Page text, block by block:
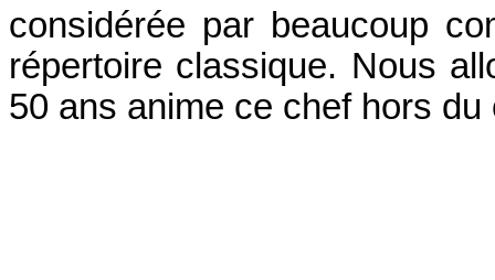
considérée par beaucoup
répertoire classique. Nous
50 ans anime ce chef hors du